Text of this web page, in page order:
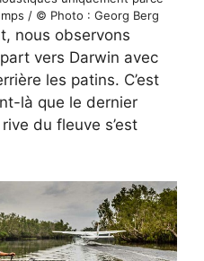
/ © Photo : Georg Berg
nous observons
vers Darwin avec
les patins. C’est
là que le dernier
du fleuve s’est